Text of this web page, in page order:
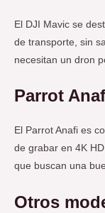
El DJI Mavic se
de transporte, sin
necesitan un dron
Parrot
El Parrot Anafi es
de grabar en 4K
que buscan una
Otros